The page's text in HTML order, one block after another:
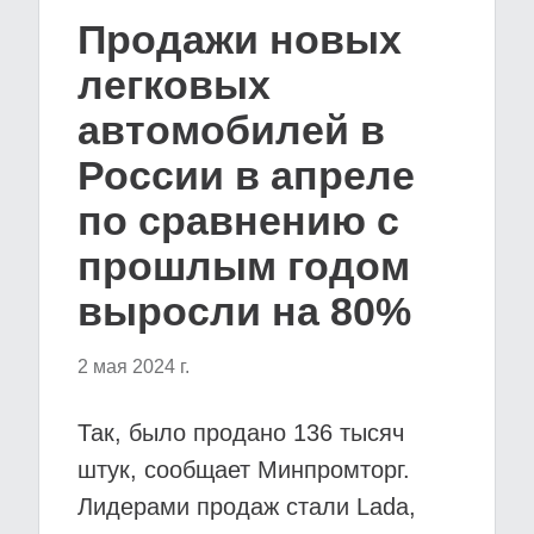
Продажи новых
легковых
автомобилей в
России в апреле
по сравнению с
прошлым годом
выросли на 80%
2 мая 2024 г.
Так, было продано 136 тысяч
штук, сообщает Минпромторг.
Лидерами продаж стали Lada,